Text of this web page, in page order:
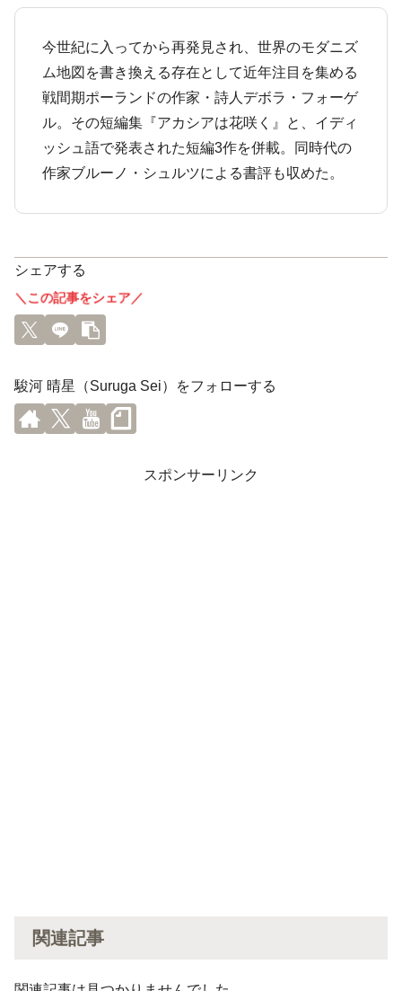
今世紀に入ってから再発見され、世界のモダニズ
ム地図を書き換える存在として近年注目を集める
戦間期ポーランドの作家・詩人デボラ・フォーゲ
ル。その短編集『アカシアは花咲く』と、イディ
ッシュ語で発表された短編3作を併載。同時代の
作家ブルーノ・シュルツによる書評も収めた。
シェアする
＼この記事をシェア／
駿河 晴星（Suruga Sei）をフォローする
スポンサーリンク
関連記事